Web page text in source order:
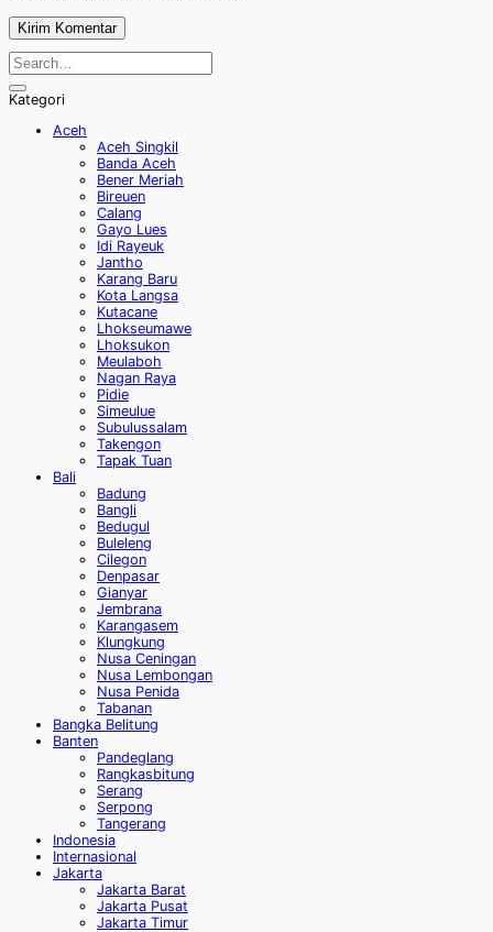
Kategori
Aceh
Aceh Singkil
Banda Aceh
Bener Meriah
Bireuen
Calang
Gayo Lues
Idi Rayeuk
Jantho
Karang Baru
Kota Langsa
Kutacane
Lhokseumawe
Lhoksukon
Meulaboh
Nagan Raya
Pidie
Simeulue
Subulussalam
Takengon
Tapak Tuan
Bali
Badung
Bangli
Bedugul
Buleleng
Cilegon
Denpasar
Gianyar
Jembrana
Karangasem
Klungkung
Nusa Ceningan
Nusa Lembongan
Nusa Penida
Tabanan
Bangka Belitung
Banten
Pandeglang
Rangkasbitung
Serang
Serpong
Tangerang
Indonesia
Internasional
Jakarta
Jakarta Barat
Jakarta Pusat
Jakarta Timur